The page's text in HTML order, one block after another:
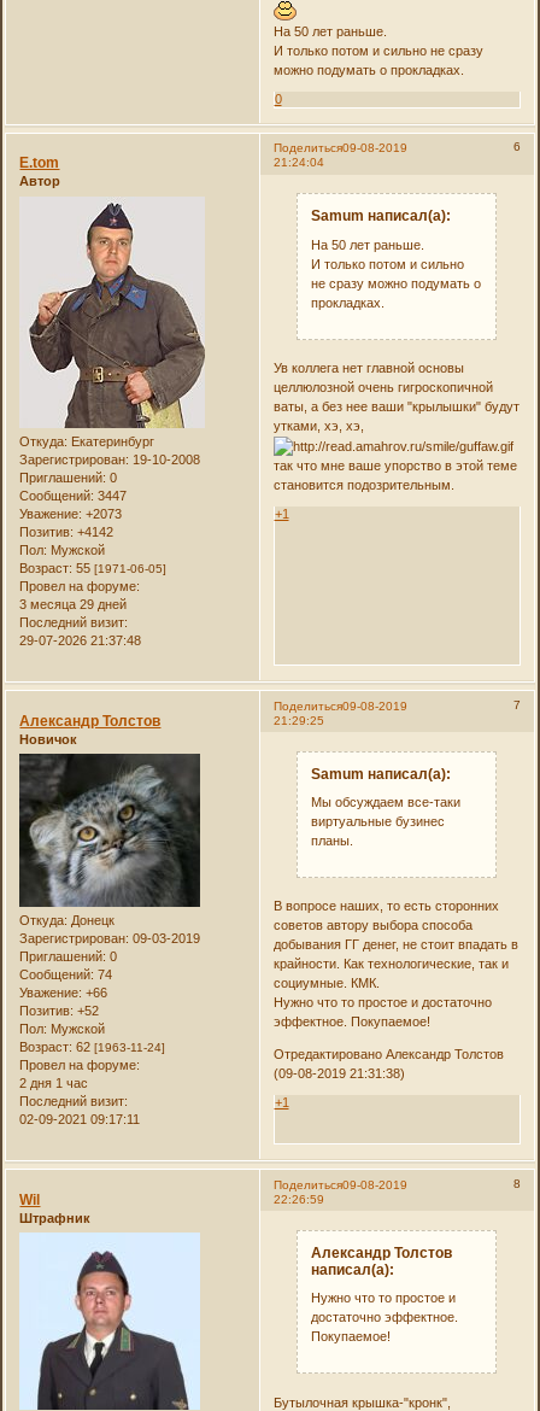
На 50 лет раньше.
И только потом и сильно не сразу
можно подумать о прокладках.
0
Поделиться 6
09-08-2019
21:24:04
E.tom
Автор
Откуда: Екатеринбург
Зарегистрирован: 19-10-2008
Приглашений: 0
Сообщений: 3447
Уважение: +2073
Позитив: +4142
Пол: Мужской
Возраст: 55[1971-06-05]
Провел на форуме:
3 месяца 29 дней
Последний визит:
29-07-2026 21:37:48
Samum написал(а):
На 50 лет раньше.
И только потом и сильно
не сразу можно подумать о
прокладках.
Ув коллега нет главной основы
целлюлозной очень гигроскопичной
ваты, а без нее ваши "крылышки" будут
утками, хэ, хэ,
так что мне ваше упорство в этой теме
становится подозрительным.
+1
Поделиться 7
09-08-2019
21:29:25
Александр Толстов
Новичок
Откуда: Донецк
Зарегистрирован: 09-03-2019
Приглашений: 0
Сообщений: 74
Уважение: +66
Позитив: +52
Пол: Мужской
Возраст: 62[1963-11-24]
Провел на форуме:
2 дня 1 час
Последний визит:
02-09-2021 09:17:11
Samum написал(а):
Мы обсуждаем все-таки
виртуальные бузинес
планы.
В вопросе наших, то есть сторонних
советов автору выбора способа
добывания ГГ денег, не стоит впадать в
крайности. Как технологические, так и
социумные. КМК.
Нужно что то простое и достаточно
эффектное. Покупаемое!
Отредактировано Александр Толстов
(09-08-2019 21:31:38)
+1
Поделиться 8
09-08-2019
22:26:59
Wil
Штрафник
Александр Толстов
написал(а):
Нужно что то простое и
достаточно эффектное.
Покупаемое!
Бутылочная крышка-"кронк",